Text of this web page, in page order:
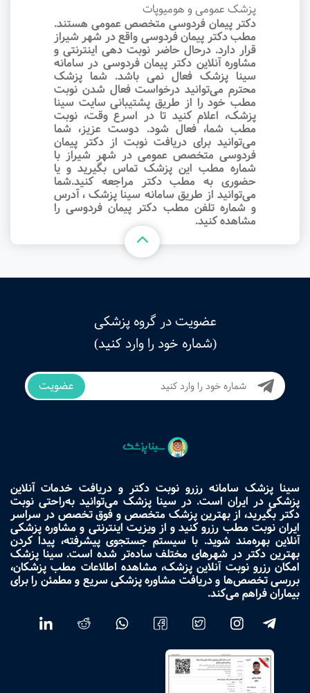
پزشک عمومی و هومیوپات
دکتر پیمان فردوسی متخصص عمومی هستند.
مطب دکتر پیمان فردوسی واقع در شهر شیراز
قرار دارد. درحال حاضر نوبت‌ دهی اینترنتی و
مشاوره آنلاین دکتر پیمان فردوسی در سامانه
سینا پزشک فعال نمی باشد. شما پزشک
محترم می‌توانید درخواست فعال شدن نوبت
مطب خود را از طریق پشتیبانی سایت سینا
پزشک، اعلام کنید تا در اسرع وقت‌، نوبت
مطب شما، فعال شود. دوست عزیز، شما
می‌توانید برای دریافت نوبت از دکتر پیمان
فردوسی متخصص عمومی در شهر شیراز با
شماره مطب این پزشک تماس بگیرید و یا
حضوری به مطب دکتر مراجعه کنید.شما
می‌توانید از طریق سامانه سینا پزشک ، آدرس
و شماره تلفن مطب دکتر پیمان فردوسی را
مشاهده کنید.
عضویت در گروه پزشکی
(شماره خود را وارد کنید)
عضویت
سینا پزشک سامانه رزرو نوبت دکتر و دریافت خدمات آنلاین
پزشکی در ایران است. در سینا پزشک می‌توانید به‌راحتی نوبت
دکتر بگیرید، از بهترین پزشک متخصص و فوق تخصص در سراسر
ایران نوبت مطب رزرو کنید و از ویزیت اینترنتی و مشاوره پزشکی
آنلاین بهره‌مند شوید. با سیستم جستجوی پیشرفته، پیدا کردن
بهترین دکتر در شهرهای مختلف ساده‌تر شده است. سینا پزشک
امکان رزرو نوبت آنلاین پزشک، مشاهده اطلاعات مطب پزشکان،
بررسی تخصص‌ها و دریافت مشاوره پزشکی سریع و مطمئن را برای
بیماران فراهم می‌کند.